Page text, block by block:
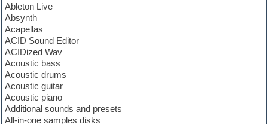
Ableton Live
Absynth
Acapellas
ACID Sound Editor
ACIDized Wav
Acoustic bass
Acoustic drums
Acoustic guitar
Acoustic piano
Additional sounds and presets
All-in-one samples disks